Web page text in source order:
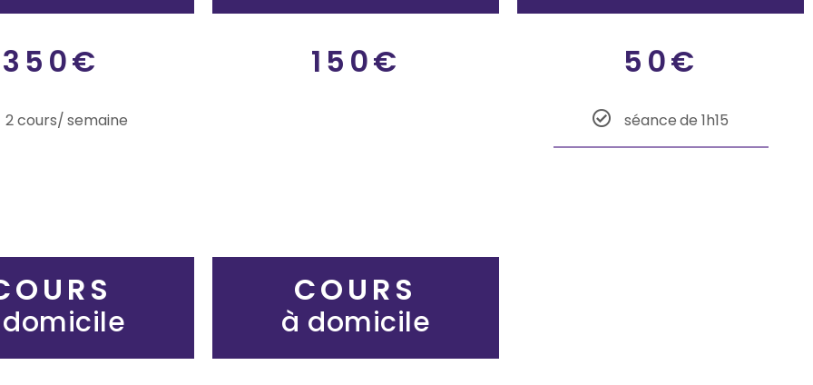
350€
2 cours/ semaine
150€ 50€
séance de 1h15
COURS
à domicile